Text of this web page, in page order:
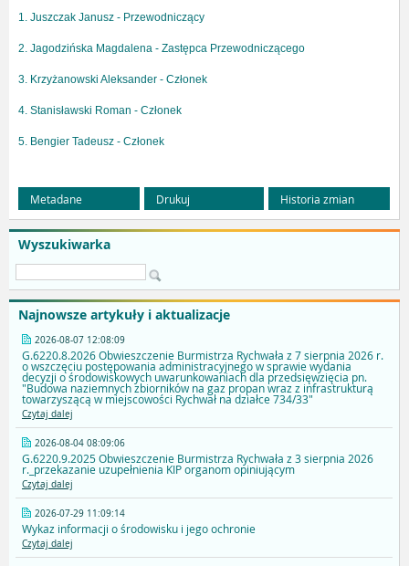
Wyszukiwarka
Najnowsze artykuły i aktualizacje
2026-08-07 12:08:09
G.6220.8.2026 Obwieszczenie Burmistrza Rychwała z 7 sierpnia 2026 r.
o wszczęciu postępowania administracyjnego w sprawie wydania
decyzji o środowiskowych uwarunkowaniach dla przedsięwzięcia pn.
"Budowa naziemnych zbiorników na gaz propan wraz z infrastrukturą
towarzyszącą w miejscowości Rychwał na działce 734/33"
Czytaj dalej
2026-08-04 08:09:06
G.6220.9.2025 Obwieszczenie Burmistrza Rychwała z 3 sierpnia 2026
r._przekazanie uzupełnienia KIP organom opiniującym
Czytaj dalej
2026-07-29 11:09:14
Wykaz informacji o środowisku i jego ochronie
Czytaj dalej
1. Juszczak Janusz - Przewodniczący
2. Jagodzińska Magdalena - Zastępca Przewodniczącego
3. Krzyżanowski Aleksander - Członek
4. Stanisławski Roman - Członek
5. Bengier Tadeusz - Członek
Metadane Drukuj Historia zmian